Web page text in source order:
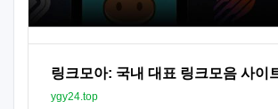
링크모아: 국내 대표 링크모음 사이
ygy24.top